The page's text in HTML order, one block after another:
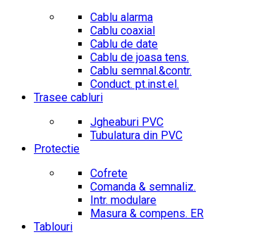
Cablu alarma
Cablu coaxial
Cablu de date
Cablu de joasa tens.
Cablu semnal.&contr.
Conduct. pt.inst.el.
Trasee cabluri
Jgheaburi PVC
Tubulatura din PVC
Protectie
Cofrete
Comanda & semnaliz.
Intr. modulare
Masura & compens. ER
Tablouri